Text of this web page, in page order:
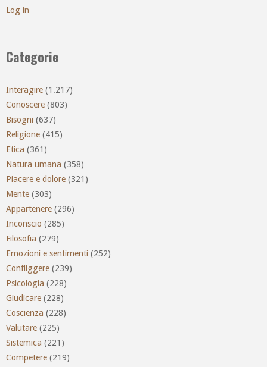
Log in
Categorie
Interagire (1.217)
Conoscere (803)
Bisogni (637)
Religione (415)
Etica (361)
Natura umana (358)
Piacere e dolore (321)
Mente (303)
Appartenere (296)
Inconscio (285)
Filosofia (279)
Emozioni e sentimenti (252)
Confliggere (239)
Psicologia (228)
Giudicare (228)
Coscienza (228)
Valutare (225)
Sistemica (221)
Competere (219)